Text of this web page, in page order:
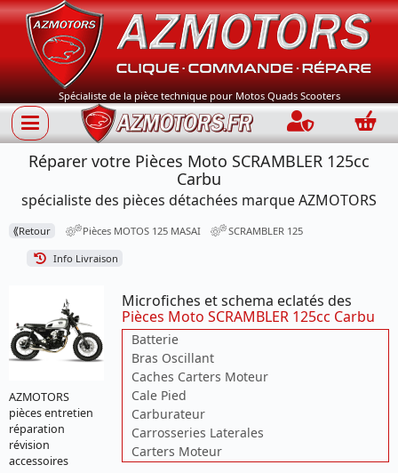
Spécialiste de la pièce technique pour Motos Quads Scooters
Connection
Réparer votre Pièces Moto SCRAMBLER 125cc
Carbu
spécialiste des pièces détachées marque AZMOTORS
⟪Retour Pièces MOTOS 125 MASAI SCRAMBLER 125
Info Livraison
AZMOTORS
pièces entretien
réparation
révision
accessoires
Microfiches et schema eclatés des
Pièces Moto SCRAMBLER 125cc Carbu
Batterie
Bras Oscillant
Caches Carters Moteur
Cale Pied
Carburateur
Carrosseries Laterales
Carters Moteur